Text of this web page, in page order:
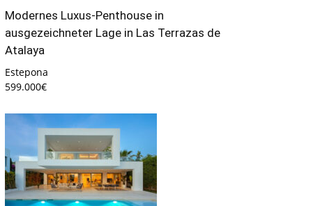
Modernes Luxus-Penthouse in
ausgezeichneter Lage in Las Terrazas de
Atalaya
Estepona
599.000€